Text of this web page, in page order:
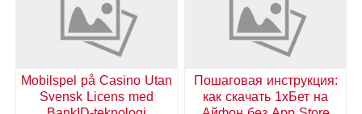
Пошаговая инструкция:
как скачать 1хБет на
Mobilspel på Casino Utan
Svensk Licens med